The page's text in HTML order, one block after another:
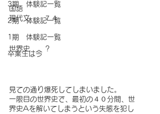
3期 体験記一覧
2期 体験記一覧
1期 体験記一覧
卒業生は今
国語
現代文　　７４
世界史　　？
見ての通り爆死してしまいました。
一限目の世界史で、最初の４０分間、世
界史Aを解いてしまうという失態を犯し